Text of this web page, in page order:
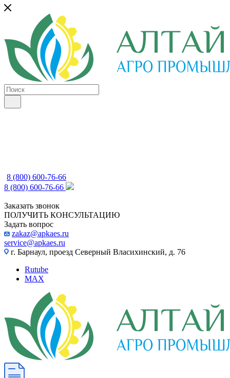
8 (800) 600-76-66
8 (800) 600-76-66
Заказать звонок
ПОЛУЧИТЬ КОНСУЛЬТАЦИЮ
Задать вопрос
zakaz@apkaes.ru
service@apkaes.ru
г. Барнаул, проезд Северный Власихинский, д. 76
Rutube
MAX